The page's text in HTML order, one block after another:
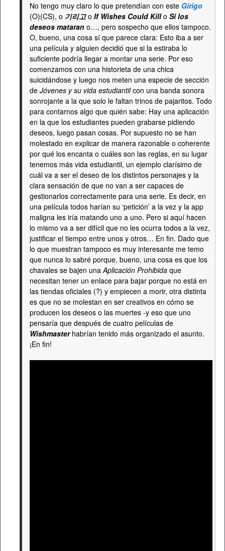
No tengo muy claro lo que pretendían con este Girigo
(O)(CS), o 기리고o If Wishes Could Killo Si los
deseos mataran o…, pero sospecho que ellos tampoco.
O, bueno, una cosa sí que parece clara: Esto iba a ser
una película y alguien decidió que si la estiraba lo
suficiente podría llegar a montar una serie. Por eso
comenzamos con una historieta de una chica
suicidándose y luego nos meten una especie de sección
de Jóvenes y su vida estudiantilcon una banda sonora
sonrojante a la que solo le faltan trinos de pajaritos. Todo
para contarnos algo que quién sabe: Hay una aplicación
en la que los estudiantes pueden grabarse pidiendo
deseos, luego pasan cosas. Por supuesto no se han
molestado en explicar de manera razonable o coherente
por qué los encanta o cuáles son las reglas, en su lugar
tenemos más vida estudiantil, un ejemplo clarísimo de
cuál va a ser el deseo de los distintos personajes y la
clara sensación de que no van a ser capaces de
gestionarlos correctamente para una serie. Es decir, en
una película todos harían su ‘petición’ a la vez y la app
maligna les iría matando uno a uno. Pero si aquí hacen
lo mismo va a ser difícil que no les ocurra todos a la vez,
justificar el tiempo entre unos y otros… En fin. Dado que
lo que muestran tampoco es muy interesante me temo
que nunca lo sabré porque, bueno, una cosa es que los
chavales se bajen unaAplicación Prohibida que
necesitan tener un enlace para bajar porque no está en
las tiendas oficiales (?) y empiecen a morir, otra distinta
es que no se molestan en ser creativos en cómo se
producen los deseos o las muertes -y eso que uno
pensaría que después de cuatro películas de
Wishmaster habrían tenido más organizado el asunto.
¡En fin!